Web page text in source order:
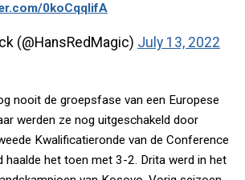
0koCqqIifA
(@HansRedMagic) July 13, 2022
nooit de groepsfase van een Europese
werden ze nog uitgeschakeld door
Kwalificatieronde van de Conference
haalde het toen met 3-2. Drita werd in het